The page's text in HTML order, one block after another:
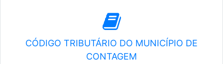
CÓDIGO TRIBUTÁRIO DO MUNICÍPIO DE
CONTAGEM